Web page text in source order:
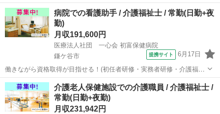
谷 【勤務地】 千葉県 鎌ケ谷市 【アクセス】 鎌ケ谷駅から徒歩20分
鎌ケ谷駅/馬込沢駅/鎌ケ谷大仏駅 【雇用形態】常勤(日勤のみ) 【募集
職種】...
千葉 鎌ケ谷市 介護士
病院での看護助手 / 介護福祉士 / 常勤(日勤+夜
勤)
月収191,600円
医療法人社団 一心会 初富保健病院
鎌ケ谷市
提携サイト 6月17日
働きながら資格取得が目指せる！(初任者研修・実務者研修・介護福祉
士)/住み込み寮完備/託児所完備でひとり親・シングルマザーにもおす
すめ 【施設名】 医療法人社団 一心会 初富保健病院 【勤務地】 千葉
県 鎌ケ谷市 【ア...
千葉 鎌ケ谷市 介護福祉士
介護老人保健施設での介護職員 / 介護福祉士 /
常勤(日勤+夜勤)
月収231,942円